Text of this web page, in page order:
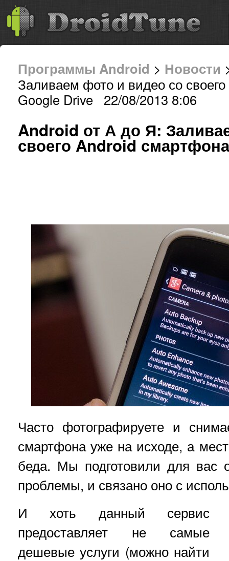
Программы Android > Новости
Заливаем фото и видео со
Google Drive 22/08/2013 8:06
Android от А до Я:
своего Android
Часто фотографируете и
смартфона уже на исходе, а
беда. Мы подготовили для вас
проблемы, и связано оно с
И хоть данный сервис
предоставляет не самые
дешевые услуги (можно найти